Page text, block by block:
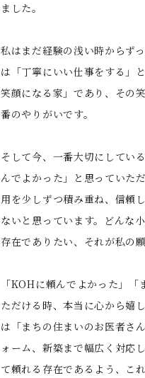
ました。
私はまだ経験の浅い時からず
は「丁寧にいい仕事をする」
笑顔になる家」であり、その
番のやりがいです。
そして今、一番大切にしてい
んでよかった」と思っていた
用を少しずつ積み重ね、信頼
ないと思っています。どんな
存在でありたい、それが私の願
「KOHに頼んでよかった」
ただける時、本当に心から嬉
は「まちの住まいのお医者さ
ォーム、新築まで幅広く対応
て頼れる存在であるよう、こ